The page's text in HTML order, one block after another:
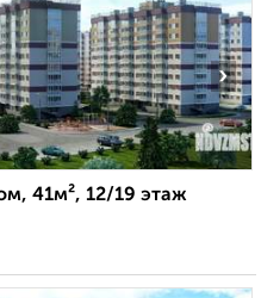
›
41м², 12/19 этаж